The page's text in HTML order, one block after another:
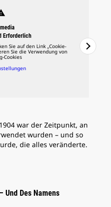
Erforderlich
Sie auf den Link „Cookie-
Sie die Verwendung von
Cookies
war der Zeitpunkt, an
wurden – und so
die alles veränderte.
Und Des Namens